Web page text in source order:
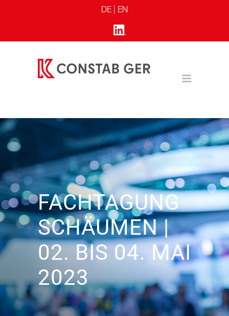
DE | EN
FACHTAGUNG
SCHÄUMEN |
02. BIS 04. MAI
2023